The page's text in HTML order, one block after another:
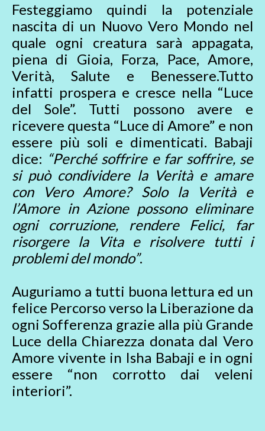
Festeggiamo quindi la potenziale
nascita di un Nuovo Vero Mondo nel
quale ogni creatura sarà appagata,
piena di Gioia, Forza, Pace, Amore,
Verità, Salute e Benessere.Tutto
infatti prospera e cresce nella “Luce
del Sole”. Tutti possono avere e
ricevere questa “Luce di Amore” e non
essere più soli e dimenticati. Babaji
dice: “Perché soffrire e far soffrire, se
si può condividere la Verità e amare
con Vero Amore? Solo la Verità e
l’Amore in Azione possono eliminare
ogni corruzione, rendere Felici, far
risorgere la Vita e risolvere tutti i
problemi del mondo”.
Auguriamo a tutti buona lettura ed un
felice Percorso verso la Liberazione da
ogni Sofferenza grazie alla più Grande
Luce della Chiarezza donata dal Vero
Amore vivente in Isha Babaji e in ogni
essere “non corrotto dai veleni
interiori”.